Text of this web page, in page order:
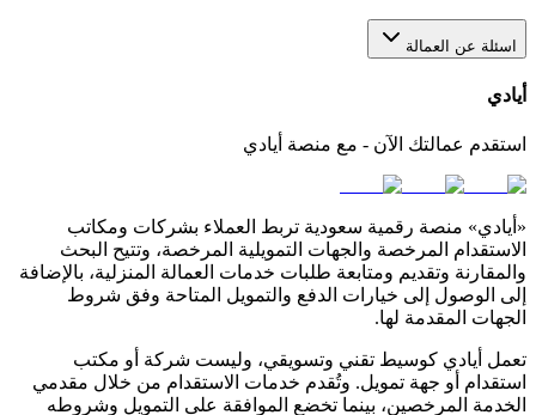
اسئلة عن العمالة
أيادي
استقدم عمالتك الآن - مع منصة أيادي
«أيادي» منصة رقمية سعودية تربط العملاء بشركات ومكاتب
الاستقدام المرخصة والجهات التمويلية المرخصة، وتتيح البحث
والمقارنة وتقديم ومتابعة طلبات خدمات العمالة المنزلية، بالإضافة
إلى الوصول إلى خيارات الدفع والتمويل المتاحة وفق شروط
الجهات المقدمة لها.
تعمل أيادي كوسيط تقني وتسويقي، وليست شركة أو مكتب
استقدام أو جهة تمويل. وتُقدم خدمات الاستقدام من خلال مقدمي
الخدمة المرخصين، بينما تخضع الموافقة على التمويل وشروطه